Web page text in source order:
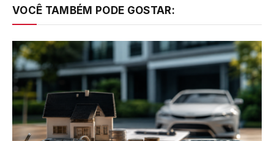
VOCÊ TAMBÉM PODE GOSTAR: